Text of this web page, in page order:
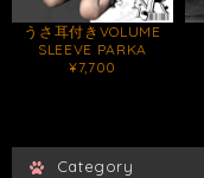
うさ耳付きVOLUME
SLEEVE PARKA
¥7,700
Category